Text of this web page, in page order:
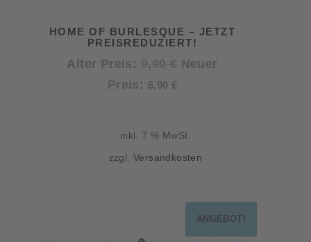
HOME OF BURLESQUE – JETZT
PREISREDUZIERT!
Alter Preis:
Ursprünglicher
Neuer
Preis: 6,90 €Aktueller
inkl. 7 % MwSt.
zzgl.Versandkosten
ANGEBOT!